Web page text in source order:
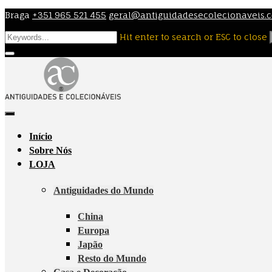
Skip
to
content
Braga +351 965 521 455
Hit enter to search or ESC to close
Início
Sobre Nós
LOJA
Antiguidades do Mundo
China
Europa
Japão
Resto do Mundo